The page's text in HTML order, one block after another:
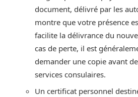
document, délivré par les
montre que votre présence
facilite la délivrance du
cas de perte, il est
demander une copie avant
services consulaires.
Un certificat personnel